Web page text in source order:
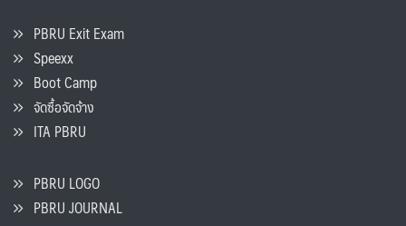
PBRU Exit Exam
Speexx
Boot Camp
จัดซื้อจัดจ้าง
ITA PBRU
PBRU LOGO
PBRU JOURNAL